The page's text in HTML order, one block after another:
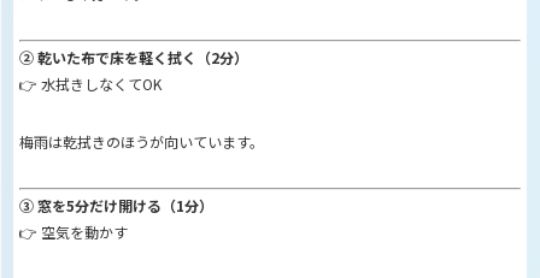
② 乾いた布で床を軽く拭く（2分）
👉 水拭きしなくてOK
梅雨は乾拭きのほうが向いています。
③ 窓を5分だけ開ける（1分）
👉 空気を動かす